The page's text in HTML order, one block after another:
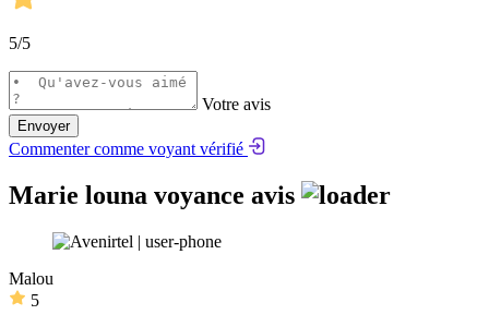
5/5
Votre avis
Envoyer
Commenter comme voyant vérifié
Marie louna voyance avis
Malou
5